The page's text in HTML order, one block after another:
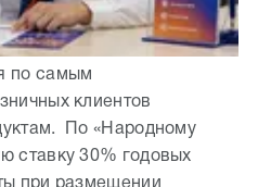
по самым
клиентов
По «Народному
ставку 30% годовых